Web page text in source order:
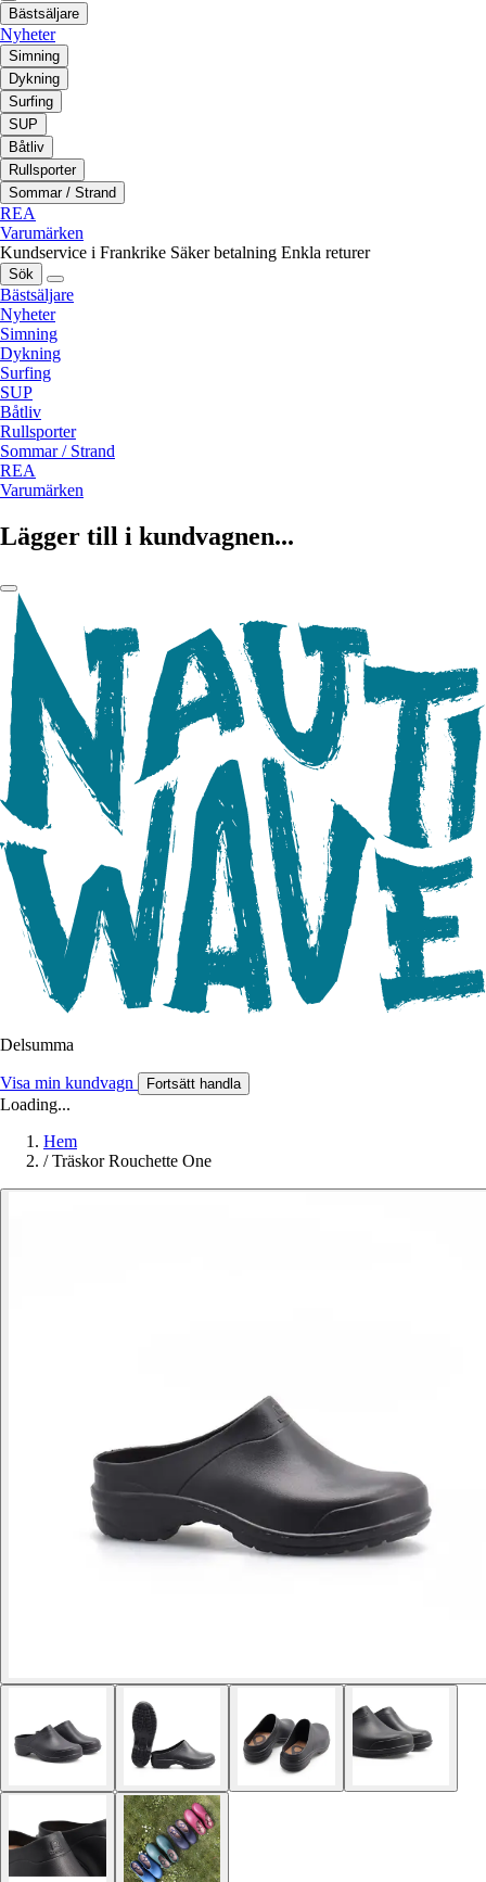
Bästsäljare
Nyheter
Simning
Dykning
Surfing
SUP
Båtliv
Rullsporter
Sommar / Strand
REA
Varumärken
Kundservice i Frankrike Säker betalning Enkla returer
Sök
Bästsäljare
Nyheter
Simning
Dykning
Surfing
SUP
Båtliv
Rullsporter
Sommar / Strand
REA
Varumärken
Lägger till i kundvagnen...
Delsumma
Visa min kundvagn Fortsätt handla
Loading...
Hem
/ Träskor Rouchette One